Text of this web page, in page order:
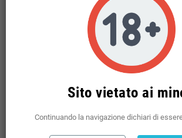
Sito vietato ai
Continuando la navigazione dichiari di